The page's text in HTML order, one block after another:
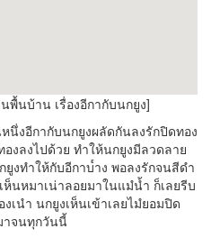
พื้นบ้าน เรื่องอีกากับนกยูง]
นึ่งอีกากับนกยูงผลัดกันลงรักปิดทอง
งลงไปด้วย ทำให้นกยูงมีลวดลาย
งทำให้กับอีกาบ๎าง พอลงรักจนสีดำ
นหมาเน่าลอยมาในแมํน้ำ ก็เลยรีบ
ำ นกยูงเห็นเข้าเลยไมํยอมปิด
าจนทุกวันนี้